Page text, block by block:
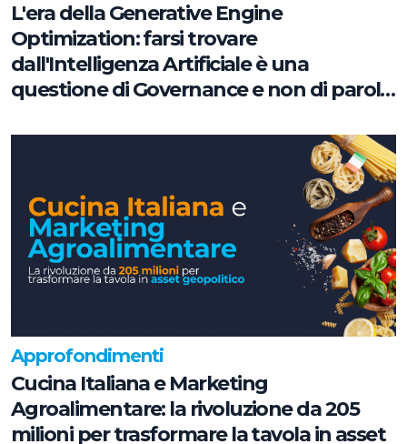
L'era della Generative Engine
Optimization: farsi trovare
dall'Intelligenza Artificiale è una
questione di Governance e non di parole
Approfondimenti
Cucina Italiana e Marketing
Agroalimentare: la rivoluzione da 205
milioni per trasformare la tavola in asset